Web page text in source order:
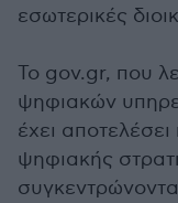
εσωτερικές
Το gov.gr, που
ψηφιακών
έχει
ψηφιακής